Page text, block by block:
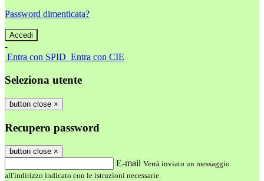
Password dimenticata?
-
Entra con SPID Entra con CIE
Seleziona utente
button close ×
Recupero password
button close ×
E-mail Verrà inviato un messaggio
all'indirizzo indicato con le istruzioni necessarie.